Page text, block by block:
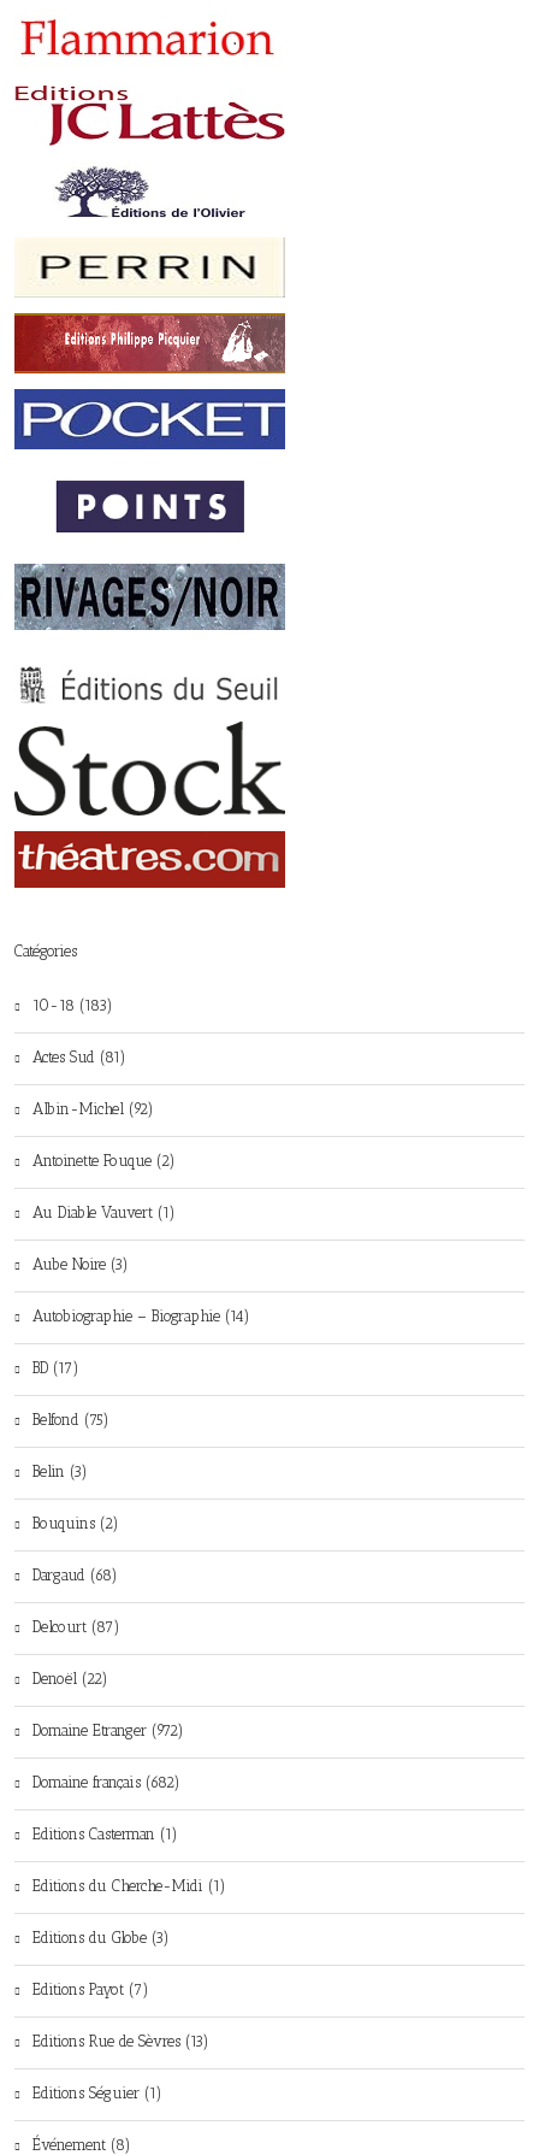
Catégories
10-18 (183)
Actes Sud (81)
Albin-Michel (92)
Antoinette Fouque (2)
Au Diable Vauvert (1)
Aube Noire (3)
Autobiographie – Biographie (14)
BD (17)
Belfond (75)
Belin (3)
Bouquins (2)
Dargaud (68)
Delcourt (87)
Denoël (22)
Domaine Etranger (972)
Domaine français (682)
Editions Casterman (1)
Editions du Cherche-Midi (1)
Editions du Globe (3)
Editions Payot (7)
Editions Rue de Sèvres (13)
Editions Séguier (1)
Événement (8)